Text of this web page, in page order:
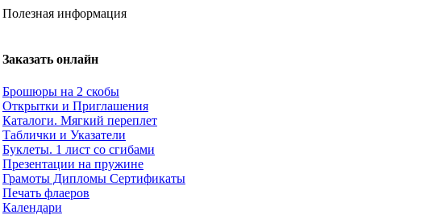
Полезная информация
Заказать онлайн
Брошюры на 2 скобы
Открытки и Приглашения
Каталоги. Мягкий переплет
Таблички и Указатели
Буклеты. 1 лист со сгибами
Презентации на пружине
Грамоты Дипломы Сертификаты
Печать флаеров
Календари